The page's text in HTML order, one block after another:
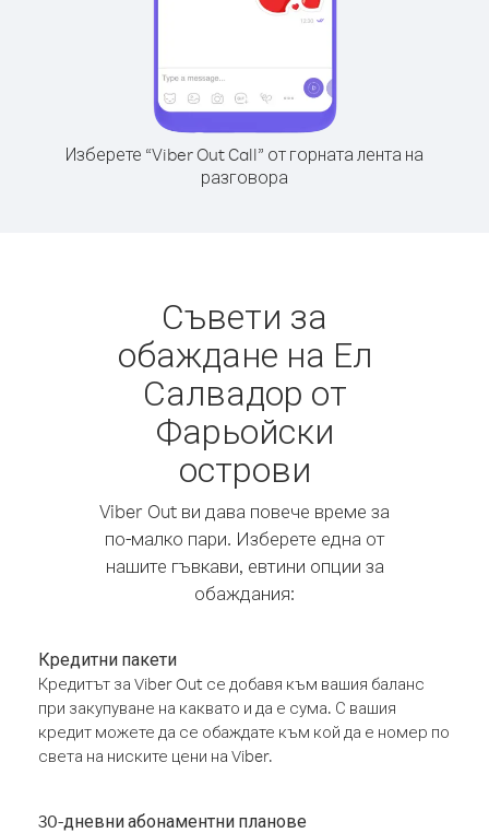
Изберете “Viber Out Call” от горната лента на
разговора
Съвети за
обаждане на Ел
Салвадор от
Фарьойски
острови
Viber Out ви дава повече време за
по-малко пари. Изберете една от
нашите гъвкави, евтини опции за
обаждания:
Кредитни пакети
Кредитът за Viber Out се добавя към вашия баланс
при закупуване на каквато и да е сума. С вашия
кредит можете да се обаждате към кой да е номер по
света на ниските цени на Viber.
30-дневни абонаментни планове